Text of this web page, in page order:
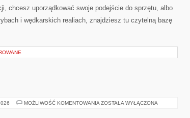
chcesz uporządkować swoje podejście do sprzętu, albo
i wędkarskich realiach, znajdziesz tu czytelną bazę
MOŻLIWOŚĆ KOMENTOWANIA POLITYKA
ZOSTAŁA WYŁĄCZONA